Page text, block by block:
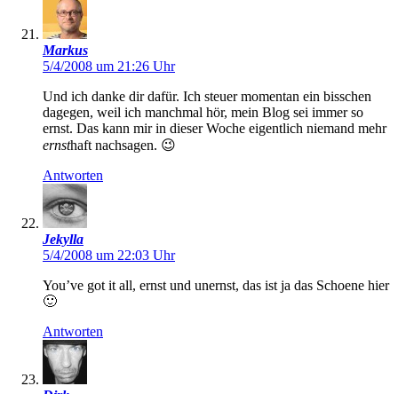
Markus
5/4/2008 um 21:26 Uhr
Und ich danke dir dafür. Ich steuer momentan ein bisschen
dagegen, weil ich manchmal hör, mein Blog sei immer so
ernst. Das kann mir in dieser Woche eigentlich niemand mehr
ernsthaft nachsagen. 😉
Antworten
Jekylla
5/4/2008 um 22:03 Uhr
You’ve got it all, ernst und unernst, das ist ja das Schoene hier
🙂
Antworten